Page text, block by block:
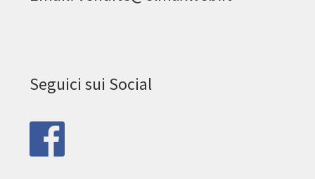
Seguici sui Social